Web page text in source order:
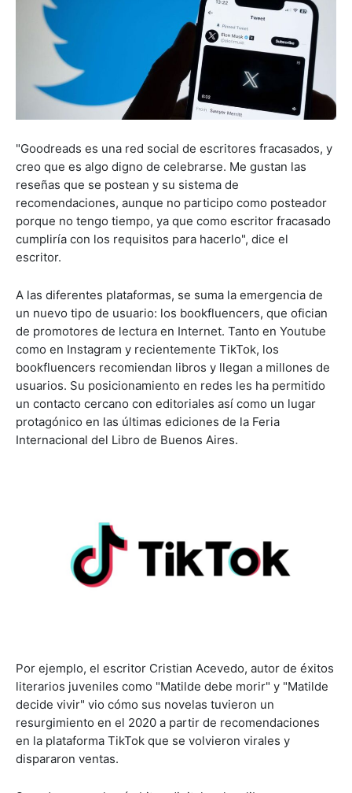
"Goodreads es una red social de escritores fracasados, y
creo que es algo digno de celebrarse. Me gustan las
reseñas que se postean y su sistema de
recomendaciones, aunque no participo como posteador
porque no tengo tiempo, ya que como escritor fracasado
cumpliría con los requisitos para hacerlo", dice el
escritor.
A las diferentes plataformas, se suma la emergencia de
un nuevo tipo de usuario: los bookfluencers, que ofician
de promotores de lectura en Internet. Tanto en Youtube
como en Instagram y recientemente TikTok, los
bookfluencers recomiendan libros y llegan a millones de
usuarios. Su posicionamiento en redes les ha permitido
un contacto cercano con editoriales así como un lugar
protagónico en las últimas ediciones de la Feria
Internacional del Libro de Buenos Aires.
Por ejemplo, el escritor Cristian Acevedo, autor de éxitos
literarios juveniles como "Matilde debe morir" y "Matilde
decide vivir" vio cómo sus novelas tuvieron un
resurgimiento en el 2020 a partir de recomendaciones
en la plataforma TikTok que se volvieron virales y
dispararon ventas.